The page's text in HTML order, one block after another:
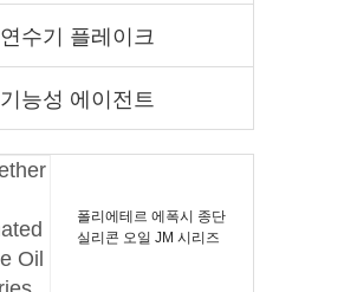
연수기 플레이크
기능성 에이전트
폴리에테르 에폭시 종단
실리콘 오일 JM 시리즈